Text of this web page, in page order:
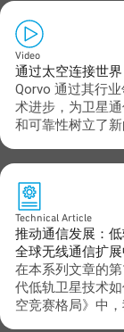
Video
通过太空连接世界
Qorvo 通过其行
术进步，为卫星
和可靠性树立了新
展。
Technical Article
推动通信发展：
全球无线通信扩
在本系列文章的
代低轨卫星技术
空竞赛格局》中，